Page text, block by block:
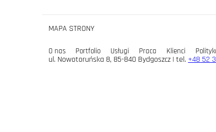
MAPA STRONY
O nas Portfolio Usługi Praca Klienci
ul. Nowotoruńska 8, 85-840 Bydgoszcz | tel. +48 52